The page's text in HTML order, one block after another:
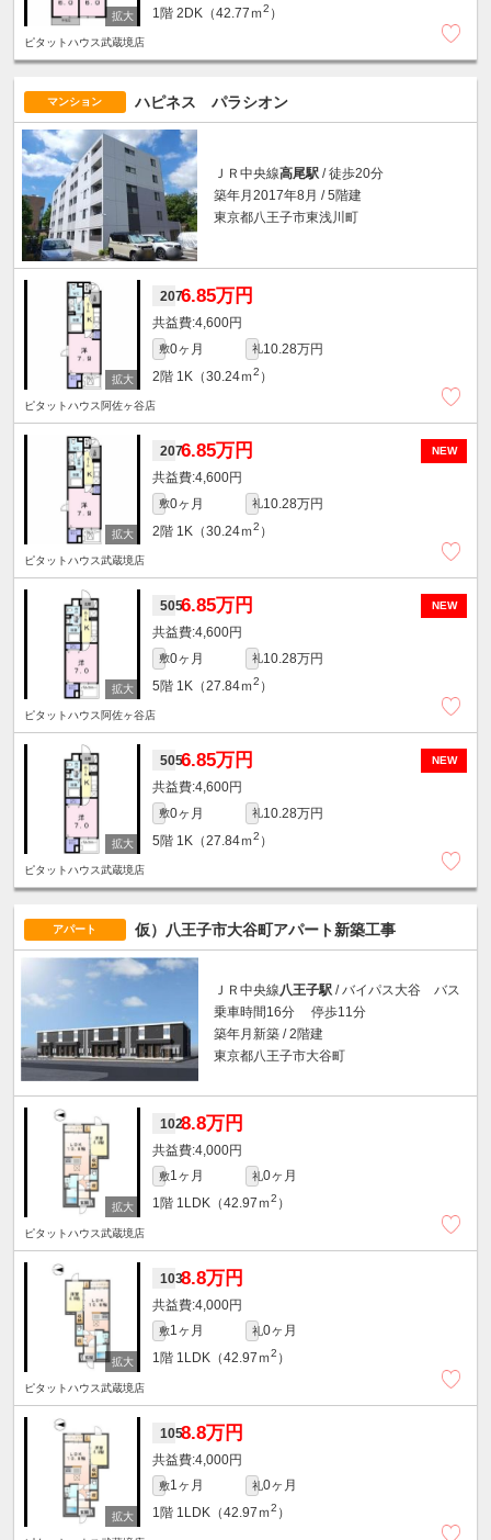
1階 2DK（42.77ｍ2 ）
ピタットハウス武蔵境店
マンション ハピネス パラシオン
ＪＲ中央線高尾駅 / 徒歩20分
築年月2017年8月 / 5階建
東京都八王子市東浅川町
2076.85万円
4,600円
敷0ヶ月 礼10.28万円
2階 1K（30.24ｍ2 ）
ピタットハウス阿佐ヶ谷店
NEW
2076.85万円
4,600円
敷0ヶ月 礼10.28万円
2階 1K（30.24ｍ2 ）
ピタットハウス武蔵境店
NEW
5056.85万円
4,600円
敷0ヶ月 礼10.28万円
5階 1K（27.84ｍ2 ）
ピタットハウス阿佐ヶ谷店
NEW
5056.85万円
4,600円
敷0ヶ月 礼10.28万円
5階 1K（27.84ｍ2 ）
ピタットハウス武蔵境店
アパート 仮）八王子市大谷町アパート新築工事
ＪＲ中央線八王子駅 / バイパス大谷 バス
乗車時間16分 停歩11分
築年月新築 / 2階建
東京都八王子市大谷町
1028.8万円
4,000円
敷1ヶ月 礼0ヶ月
1階 1LDK（42.97ｍ2 ）
ピタットハウス武蔵境店
1038.8万円
4,000円
敷1ヶ月 礼0ヶ月
1階 1LDK（42.97ｍ2 ）
ピタットハウス武蔵境店
1058.8万円
4,000円
敷1ヶ月 礼0ヶ月
1階 1LDK（42.97ｍ2 ）